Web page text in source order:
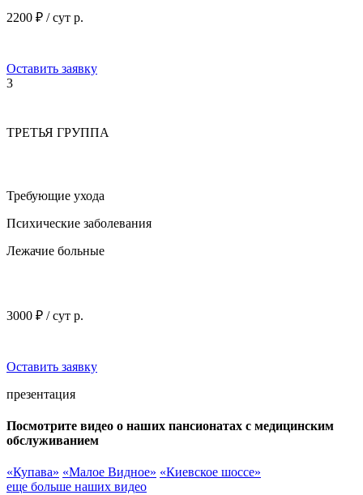
2200 ₽ / сут р.
Оставить заявку
3
ТРЕТЬЯ ГРУППА
Требующие ухода
Психические заболевания
Лежачие больные
3000 ₽ / сут р.
Оставить заявку
презентация
Посмотрите видео о наших пансионатах с медицинским
обслуживанием
«Купава» «Малое Видное» «Киевское шоссе»
еще больше наших видео